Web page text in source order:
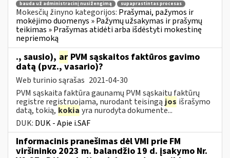
bauda už administracinį nusižengimą
supaprastintas procesas
Mokesčių žinyno kategorijos: Prašymai, pažymos ir
mokėjimo duomenys » Pažymų užsakymas ir prašymų
teikimas » Prašymas atidėti arba išdėstyti mokestinę
nepriemoką
., sausio), ar PVM sąskaitos faktūros gavimo
datą (pvz., vasario)?
Web turinio sąrašas 2021-04-30
PVM sąskaita faktūra gaunamų PVM sąskaitų faktūrų
registre registruojama, nurodant teisingą jos išrašymo
datą, tokią, kokia yra nurodyta dokumente...
DUK: DUK - Apie i.SAF
Informacinis pranešimas dėl VMI prie FM
viršininko 2023 m. balandžio 19 d. įsakymo Nr.